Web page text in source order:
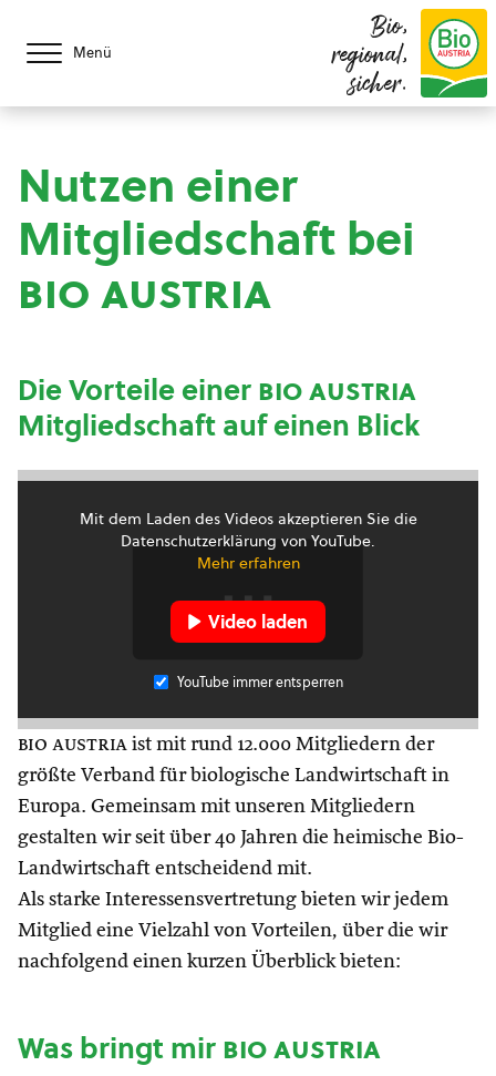
Menü
Bio,
regional,
sicher.
Nutzen einer
Mitgliedschaft bei
bio austria
Die Vorteile einerbio austria
Mitgliedschaft auf einen Blick
Mit dem Laden des Videos akzeptieren Sie die
Datenschutzerklärung von YouTube.
Mehr erfahren
Video laden
YouTube immer entsperren
bio austria ist mit rund 12.000 Mitgliedern der
größte Verband für biologische Landwirtschaft in
Europa. Gemeinsam mit unseren Mitgliedern
gestalten wir seit über 40 Jahren die heimische Bio-
Landwirtschaft entscheidend mit.
Als starke Interessensvertretung bieten wir jedem
Mitglied eine Vielzahl von Vorteilen, über die wir
nachfolgend einen kurzen Überblick bieten:
Was bringt mirbio austria